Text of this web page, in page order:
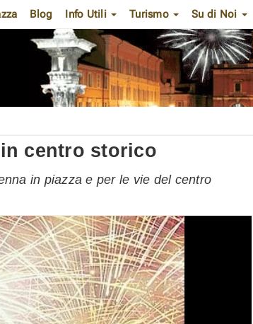
Blog Info Utili Turismo Su di Noi
centro storico
in piazza e per le vie del centro